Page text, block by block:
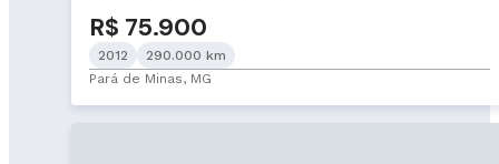
R$ 75.900
2012
290.000 km
Pará de Minas, MG